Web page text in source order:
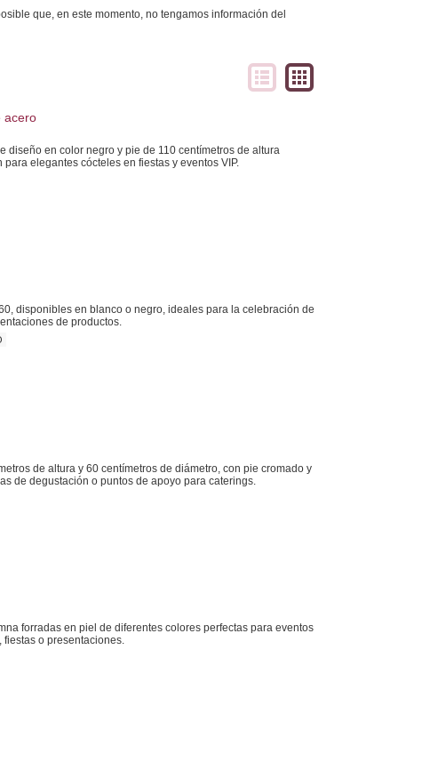
que, en este momento, no tengamos información del
acero
diseño en color negro y pie de 110 centímetros de altura
elegantes cócteles en fiestas y eventos VIP.
disponibles en blanco o negro, ideales para la celebración de
de productos.
de altura y 60 centímetros de diámetro, con pie cromado y
de degustación o puntos de apoyo para caterings.
forradas en piel de diferentes colores perfectas para eventos
o presentaciones.